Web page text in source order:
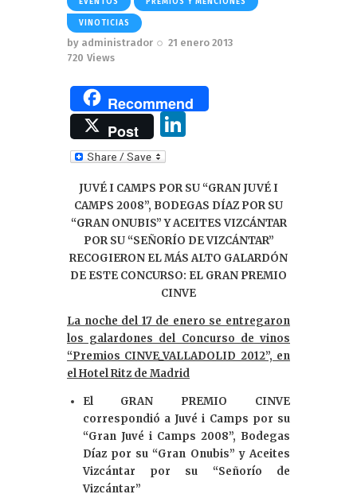
VINOTICIAS
by administrador
21 enero 2013
720 Views
Recommend
Post
k
e
dI
n
JUVÉ I CAMPS POR SU “GRAN JUVÉ I
CAMPS 2008”, BODEGAS DÍAZ POR SU
“GRAN ONUBIS” Y ACEITES VIZCÁNTAR
POR SU “SEÑORÍO DE VIZCÁNTAR”
RECOGIERON EL MÁS ALTO GALARDÓN
DE ESTE CONCURSO: EL GRAN PREMIO
CINVE
La noche del 17 de enero se entregaron
los galardones del Concurso de vinos
“Premios CINVE_VALLADOLID 2012”, en
el Hotel Ritz de Madrid
El GRAN PREMIO CINVE
correspondió a Juvé i Camps por su
“Gran Juvé i Camps 2008”, Bodegas
Díaz por su “Gran Onubis” y Aceites
Vizcántar por su “Señorío de
Vizcántar”